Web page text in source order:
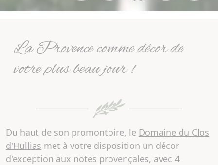
La Provence comme décor de
votre plus beau jour !
Du haut de son promontoire, le Domaine du Clos
d'Hullias met à votre disposition un décor
d'exception aux notes provençales, avec 4